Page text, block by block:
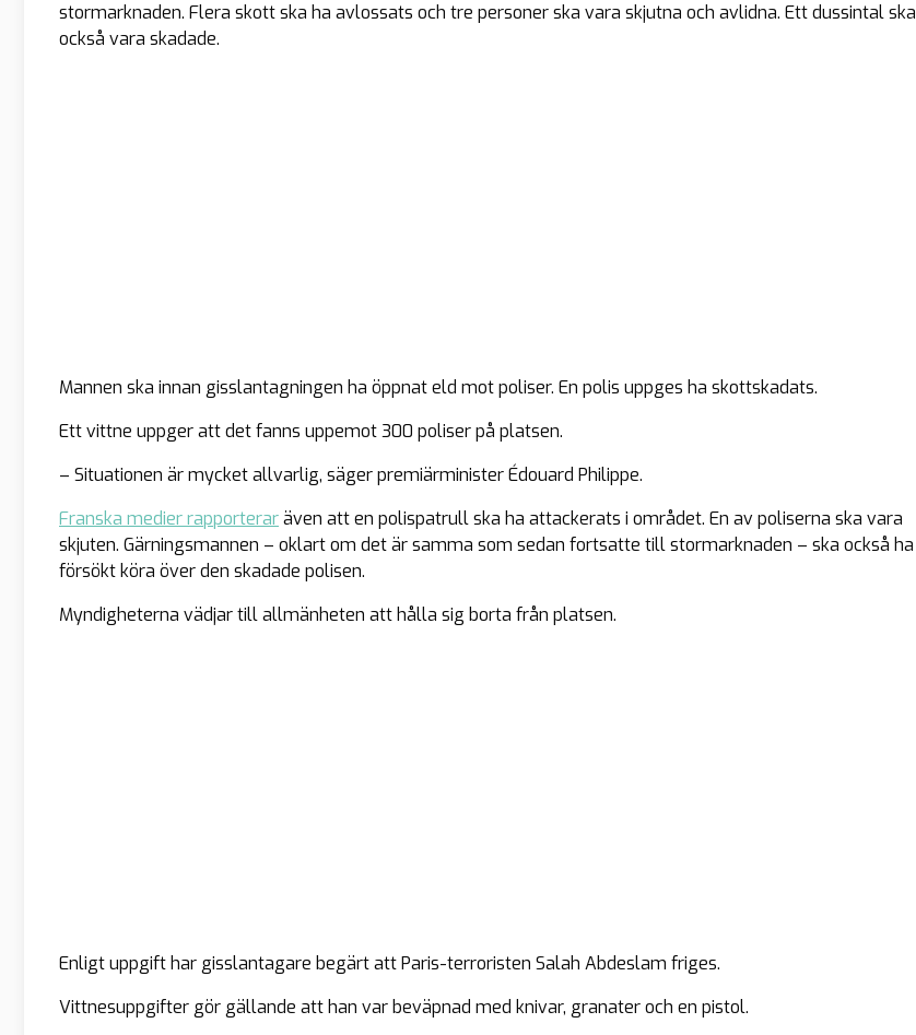
stormarknaden. Flera skott ska ha avlossats och tre personer ska vara skjutna och avlidna. Ett dussintal ska
också vara skadade.
Mannen ska innan gisslantagningen ha öppnat eld mot poliser. En polis uppges ha skottskadats.
Ett vittne uppger att det fanns uppemot 300 poliser på platsen.
– Situationen är mycket allvarlig, säger premiärminister Édouard Philippe.
Franska medier rapporteraräven att en polispatrull ska ha attackerats i området. En av poliserna ska vara
skjuten. Gärningsmannen – oklart om det är samma som sedan fortsatte till stormarknaden – ska också ha
försökt köra över den skadade polisen.
Myndigheterna vädjar till allmänheten att hålla sig borta från platsen.
Enligt uppgift har gisslantagare begärt att Paris-terroristen Salah Abdeslam friges.
Vittnesuppgifter gör gällande att han var beväpnad med knivar, granater och en pistol.